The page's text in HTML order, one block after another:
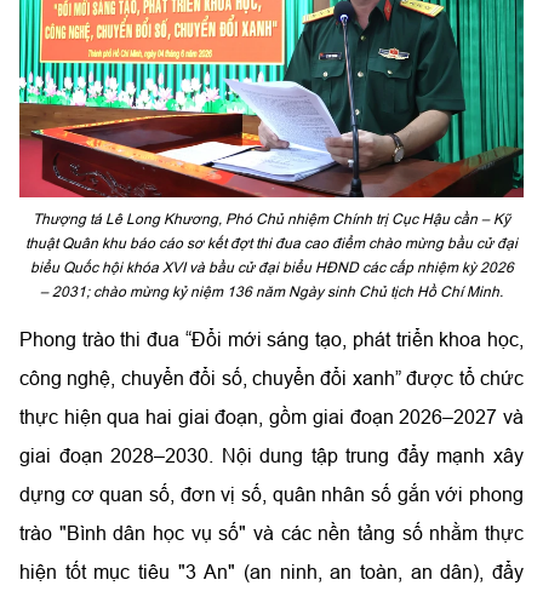
Thượng tá Lê Long Khương, Phó Chủ nhiệm Chính trị Cục Hậu cần – Kỹ
thuật Quân khu báo cáo sơ kết đợt thi đua cao điểm chào mừng bầu cử đại
biểu Quốc hội khóa XVI và bầu cử đại biểu HĐND các cấp nhiệm kỳ 2026
– 2031; chào mừng kỷ niệm 136 năm Ngày sinh Chủ tịch Hồ Chí Minh.
Phong trào thi đua “Đổi mới sáng tạo, phát triển khoa học,
công nghệ, chuyển đổi số, chuyển đổi xanh” được tổ chức
thực hiện qua hai giai đoạn, gồm giai đoạn 2026–2027 và
giai đoạn 2028–2030. Nội dung tập trung đẩy mạnh xây
dựng cơ quan số, đơn vị số, quân nhân số gắn với phong
trào "Bình dân học vụ số" và các nền tảng số nhằm thực
hiện tốt mục tiêu "3 An" (an ninh, an toàn, an dân), đẩy